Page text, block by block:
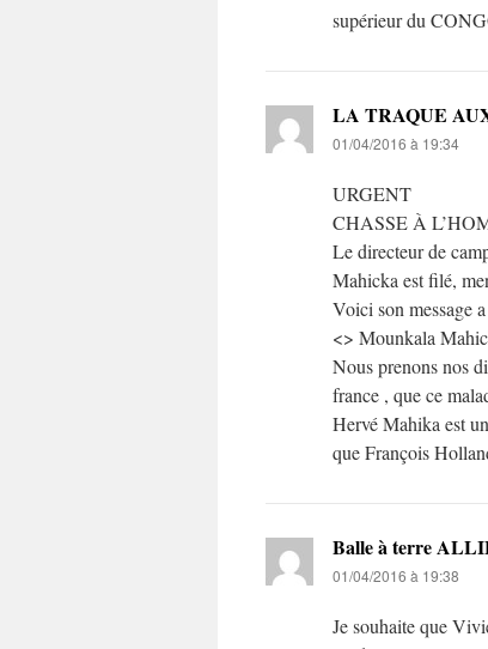
supérieur du
LA TRAQUE
01/04/2016 à 19:34
URGENT
CHASSE À
Le directeur de
Mahicka est filé,
Voici son message
<> Mounkala
Nous prenons nos
france , que ce
Hervé Mahika est
que François
Balle à terre
01/04/2016 à 19:38
Je souhaite que